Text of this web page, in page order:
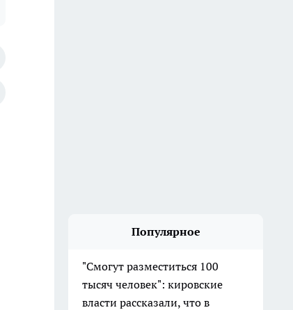
Популярное
"Смогут разместиться 100
тысяч человек": кировские
власти рассказали, что в